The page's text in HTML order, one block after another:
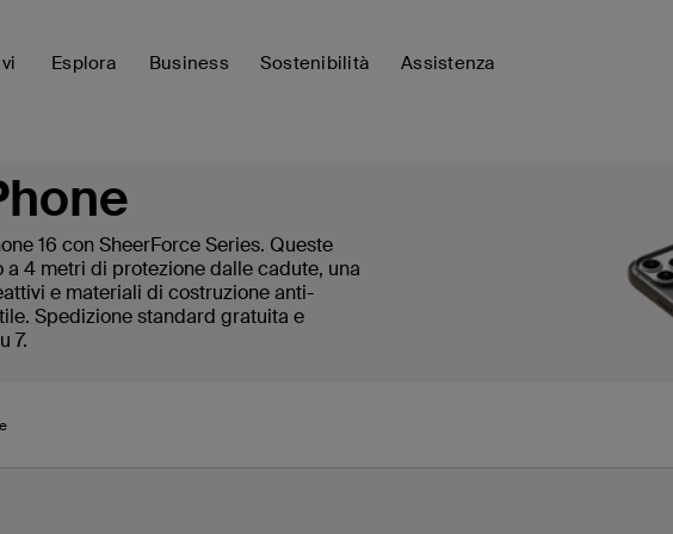
Esplora Business Sostenibilità Assistenza
16 con SheerForce Series. Queste
4 metri di protezione dalle cadute, una
e materiali di costruzione anti-
Spedizione standard gratuita e
7.